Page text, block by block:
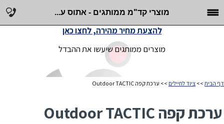
מוצרי קד"מ ממותגים - אתוס ע...
מוצרים ממותגים שיעשו את ההבדל
להצעת מחיר מהירה, לחצו כאן
דף הבית >> ציוד לחיילים >> ערכת קפה Outdoor TACTIC
ערכת קפה Outdoor TACTIC